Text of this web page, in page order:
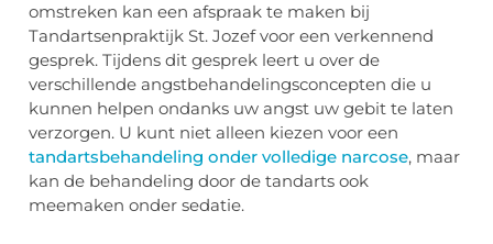
omstreken kan een afspraak te maken bij
Tandartsenpraktijk St. Jozef voor een verkennend
gesprek. Tijdens dit gesprek leert u over de
verschillende angstbehandelingsconcepten die u
kunnen helpen ondanks uw angst uw gebit te laten
verzorgen. U kunt niet alleen kiezen voor een
tandartsbehandeling onder volledige narcose, maar
kan de behandeling door de tandarts ook
meemaken onder sedatie.